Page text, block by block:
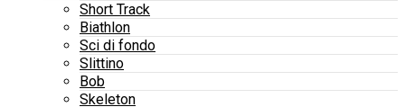
Short Track
Biathlon
Sci di fondo
Slittino
Bob
Skeleton